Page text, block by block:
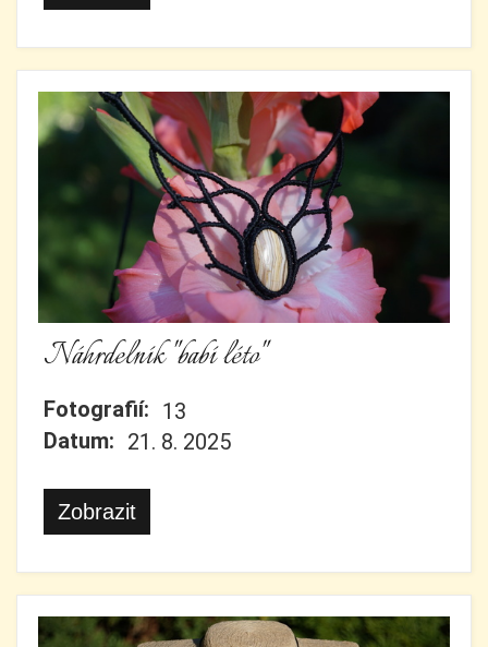
Náhrdelník "babí léto"
Fotografií: 13
Datum: 21. 8. 2025
Zobrazit